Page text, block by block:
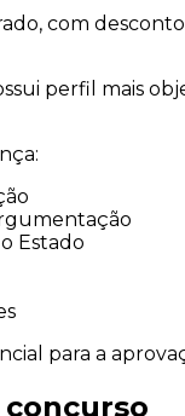
com
perfil mais
Estado
para a